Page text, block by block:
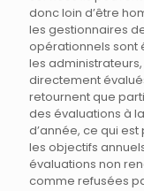
donc loin d’être
les gestionnaires
opérationnels sont
les
directement
retournent que
des évaluations à
d’année, ce qui
les objectifs
évaluations non
comme refusées